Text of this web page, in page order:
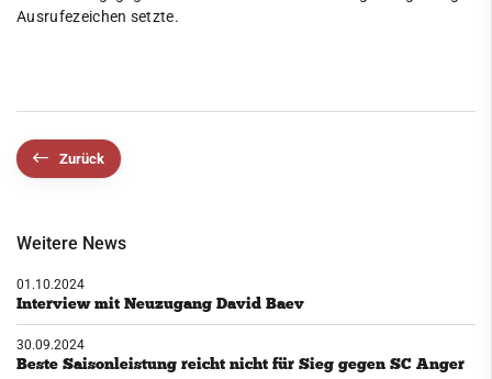
Ausrufezeichen setzte.
Zurück
Weitere News
01.10.2024
Interview mit Neuzugang David Baev
30.09.2024
Beste Saisonleistung reicht nicht für Sieg gegen SC Anger